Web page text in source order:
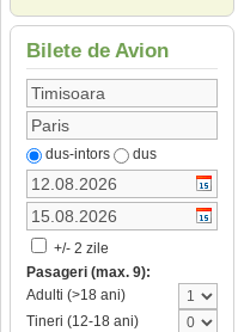
Bilete de Avion
dus-intors dus
+/- 2 zile
Pasageri (max. 9):
Adulti (>18 ani)
Tineri (12-18 ani)